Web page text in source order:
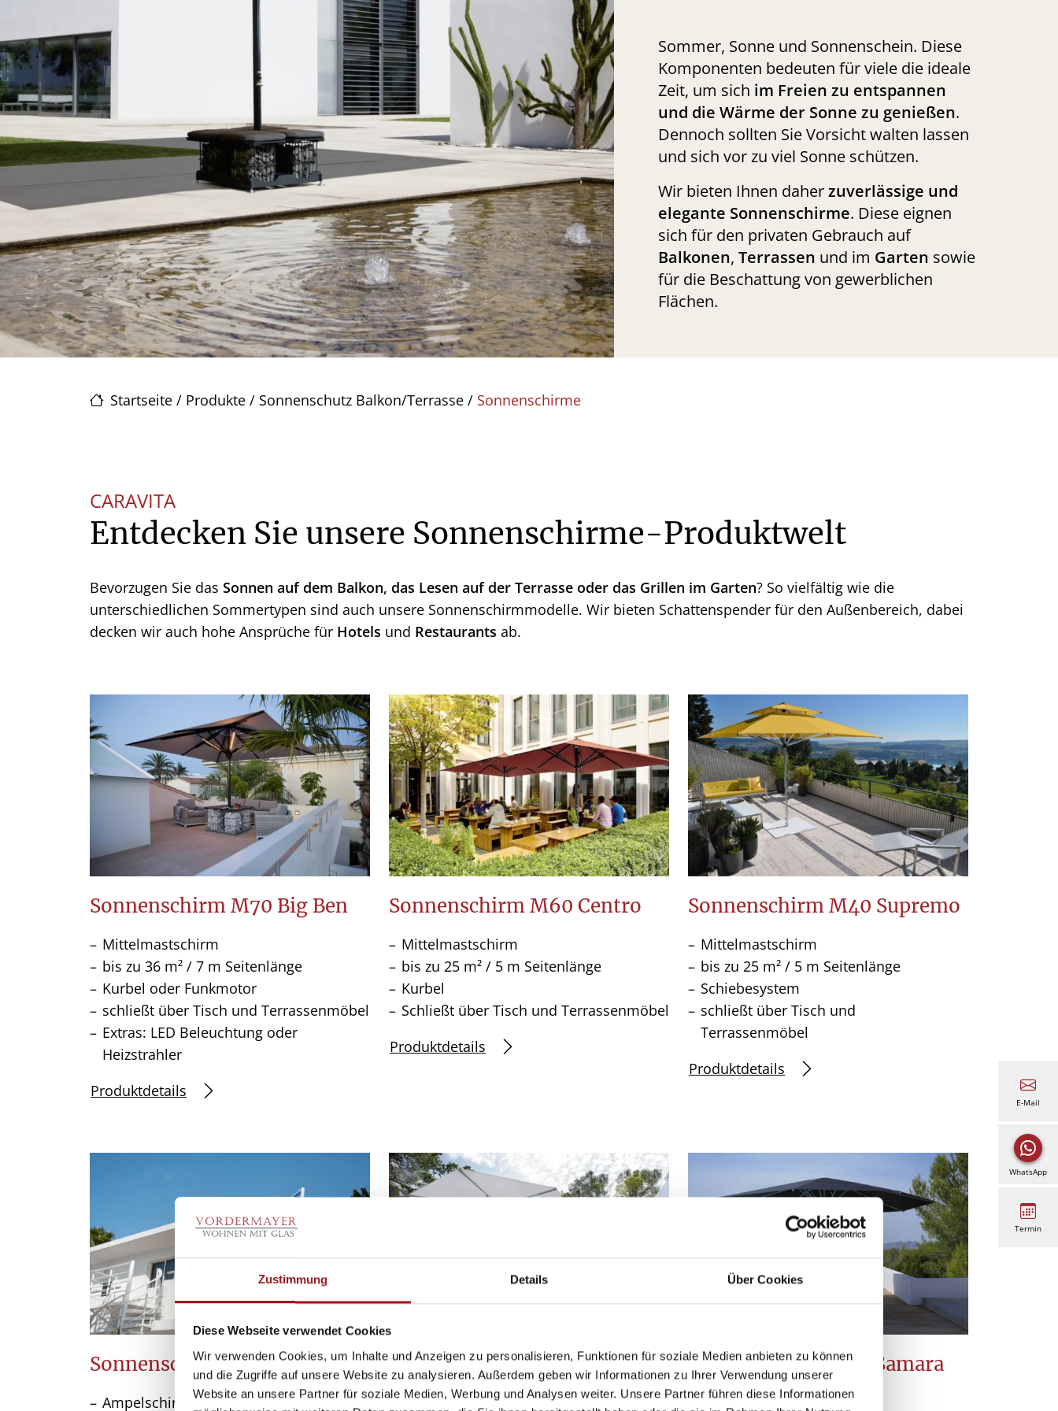
Zustimmung Details Über Cookies
Diese Webseite verwendet Cookies
Wir verwenden Cookies, um Inhalte und Anzeigen zu personalisieren, Funktionen für soziale Medien anbieten zu können
und die Zugriffe auf unsere Website zu analysieren. Außerdem geben wir Informationen zu Ihrer Verwendung unserer
Website an unsere Partner für soziale Medien, Werbung und Analysen weiter. Unsere Partner führen diese Informationen
Startseite / Produkte / Sonnenschutz Balkon/Terrasse / Sonnenschirme
Sommer, Sonne und Sonnenschein. Diese
Komponenten bedeuten für viele die ideale
Zeit, um sich im Freien zu entspannen
und die Wärme der Sonne zu genießen.
Dennoch sollten Sie Vorsicht walten lassen
und sich vor zu viel Sonne schützen.
Wir bieten Ihnen daherzuverlässige und
elegante Sonnenschirme. Diese eignen
sich für den privaten Gebrauch auf
Balkonen, Terrassen und im Garten sowie
für die Beschattung von gewerblichen
Flächen.
CARAVITA
Entdecken Sie unsere Sonnenschirme-Produktwelt
Bevorzugen Sie das Sonnen auf dem Balkon, das Lesen auf der Terrasse oder das Grillen im Garten? So vielfältig wie die
unterschiedlichen Sommertypen sind auch unsere Sonnenschirmmodelle. Wir bieten Schattenspender für den Außenbereich, dabei
decken wir auch hohe Ansprüche für Hotels und Restaurants ab.
Sonnenschirm M70 Big Ben
Mittelmastschirm
bis zu 36 m² / 7 m Seitenlänge
Kurbel oder Funkmotor
schließt über Tisch und Terrassenmöbel
Extras: LED Beleuchtung oder
Heizstrahler
Produktdetails
Sonnenschirm M60 Centro
Mittelmastschirm
bis zu 25 m² / 5 m Seitenlänge
Kurbel
Schließt über Tisch und Terrassenmöbel
Produktdetails
Sonnenschirm M40 Supremo
Mittelmastschirm
bis zu 25 m² / 5 m Seitenlänge
Schiebesystem
schließt über Tisch und
Terrassenmöbel
Produktdetails
Sonnenschirm C40 Amalfi
Ampelschirm
Sonnenschirm M20 Primus
Mittelmastschirm
Sonnenschirm M30 Samara
Mittelmastschirm
E-Mail
WhatsApp
Termin